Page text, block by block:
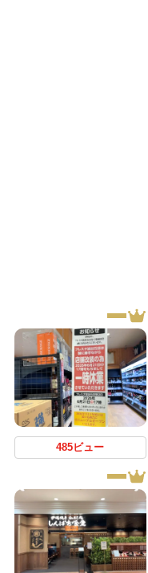
485ビュー